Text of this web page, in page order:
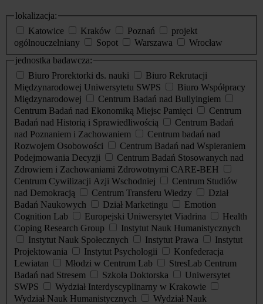
lokalizacja:
Katowice
Kraków Poznań
projekt
ogólnouczelniany
Sopot Warszawa
Wrocław
jednostka badawcza:
Biuro Prorektorki ds. nauki
Biuro Rekrutacji
Międzynarodowej Uniwersytetu SWPS
Biuro Współpracy
Międzynarodowej
Centrum Badań nad Bullyingiem
Centrum Badań nad Ekonomiką Miejsc Pamięci
Centrum
Badań nad Historią i Sprawiedliwością
Centrum Badań
nad Poznaniem i Zachowaniem
Centrum badań nad
Rozwojem Osobowości
Centrum Badań nad Wspieraniem
Podejmowania Decyzji
Centrum Badań Stosowanych nad
Zdrowiem i Zachowaniami Zdrowotnymi CARE-BEH
Centrum Cywilizacji Azji Wschodniej
Centrum Studiów
nad Demokracją
Centrum Transferu Wiedzy
Dział
Badań Naukowych
Dział Marketingu
Emotion
Cognition Lab
Europejski Uniwersytet Viadrina
Health
Coping Research Group
Instytut Nauk Humanistycznych
Instytut Nauk Społecznych
Instytut Prawa
Instytut
Projektowania
Instytut Psychologii
Konfederacja
Lewiatan
Młodzi w Centrum Lab
StresLab Centrum
Badań nad Stresem
Szkoła Doktorska
Uniwersytet
SWPS
Wydział Interdyscyplinarny w Krakowie
Wydział Nauk Humanistycznych
Wydział Nauk